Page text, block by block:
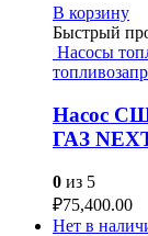
В корзину
Быстрый
Насосы
Насос
ГАЗ
0 из 5
₽75,400.00
Нет в